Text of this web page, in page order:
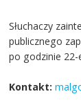
Słuchaczy
publicznego
po godzinie 22-
Kontakt: